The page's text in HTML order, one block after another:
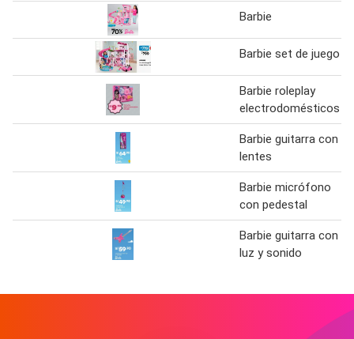
Barbie
Barbie set de juego
Barbie roleplay
electrodomésticos
Barbie guitarra con
lentes
Barbie micrófono
con pedestal
Barbie guitarra con
luz y sonido